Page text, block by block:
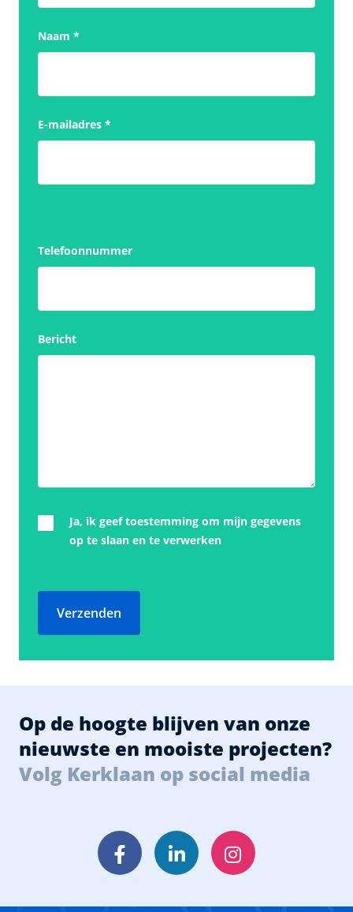
Naam *
E-mailadres *
Telefoonnummer
Bericht
Ja, ik geef toestemming om mijn gegevens
op te slaan en te verwerken
Verzenden
Op de hoogte blijven van onze
nieuwste en mooiste projecten?
Volg Kerklaan op social media
FacebookLinkedInInstagram